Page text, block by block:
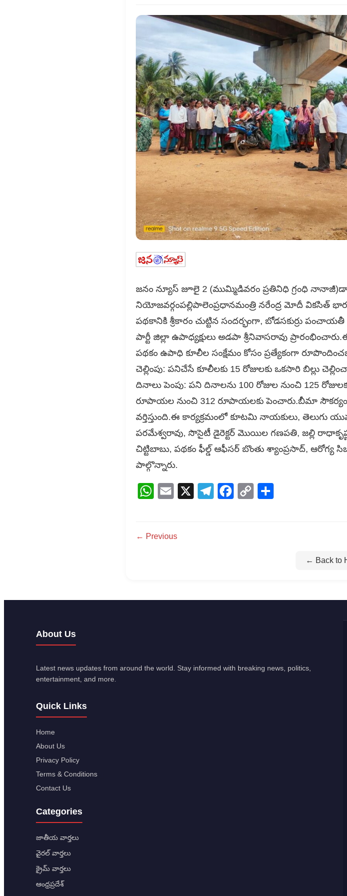
జనం న్యూస్ జూలై 2 (ముమ్మిడివరం ప్రతినిధి గ్రంధి
నియోజవర్గంపల్లిపాలెంప్రధానమంత్రి నరేంద్ర మోదీ
పథకానికి శ్రీకారం చుట్టిన సందర్భంగా, బోడసకుర్రు
పార్టీ జిల్లా ఉపాధ్యక్షులు అడపా శ్రీనివాసరావు
పథకం ఉపాధి కూలీల సంక్షేమం కోసం ప్రత్యేకంగా
చెల్లింపు: పనిచేసే కూలీలకు 15 రోజులకు ఒకసారి బిల్లు
దినాలు పెంపు: పని దినాలను 100 రోజుల నుంచి 125
రూపాయల నుంచి 312 రూపాయలకు పెంచారు.బీమా
వర్తిస్తుంది.ఈ కార్యక్రమంలో కూటమి నాయకులు, తెలుగు
పరమేశ్వరావు, సొసైటీ డైరెక్టర్ మొయిల గణపతి, జల్లి
చిట్టిబాబు, పథకం ఫీల్డ్ ఆఫీసర్ బొంతు శ్యాంప్రసాద్, ఆరోగ్య
పాల్గొన్నారు.
WhatsApp
Email
X Telegram
Facebook
Copy
← Previous
← Back to
About Us
Latest news updates from around the world. Stay informed with breaking news, politics,
entertainment, and more.
Quick Links
Home
About Us
Privacy Policy
Terms & Conditions
Contact Us
Categories
జాతీయ వార్తలు
వైరల్ వార్తలు
క్రైమ్ వార్తలు
ఆంధ్రప్రదేశ్